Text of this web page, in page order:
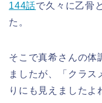
144話で久々に乙骨
た。
そこで真希さんの体
ましたが、「クラス
りにも見えましたよ